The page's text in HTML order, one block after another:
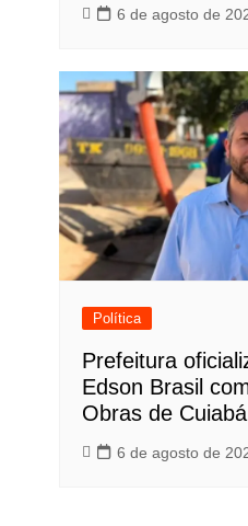
6 de agosto de
Política
Prefeitura
Edson Brasil
Obras de Cuiabá
6 de agosto de